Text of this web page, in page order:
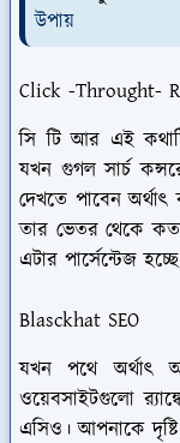
উপায়
Click -Throught-
সি টি আর এই
যখন গুগল সার্চ
দেখতে পাবেন
তার ভেতর থেকে
এটার পার্সেন্টেজ
Blasckhat SEO
যখন পথে অর্থাৎ
ওয়েবসাইটগুলো
এসিও। আপনাকে